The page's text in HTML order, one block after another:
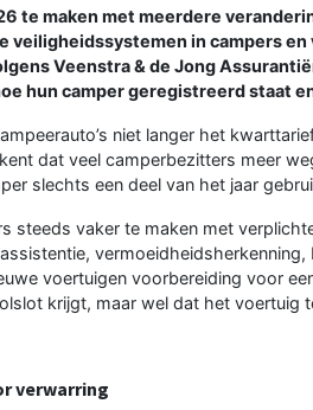
te maken met meerdere
in campers
Veenstra & de Jong
hun camper geregistreerd staat
niet langer het
dat veel camperbezitters meer
slechts een deel van het jaar
steeds vaker te maken met
vermoeidheidsherkenning,
voertuigen voorbereiding voor
krijgt, maar wel dat het voertuig
verwarring